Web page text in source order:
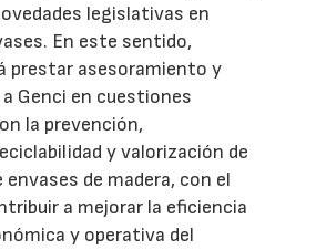
legislativas en
En este sentido,
prestar asesoramiento y
Genci en cuestiones
la prevención,
y valorización de
envases de madera, con el
a mejorar la eficiencia
y operativa del